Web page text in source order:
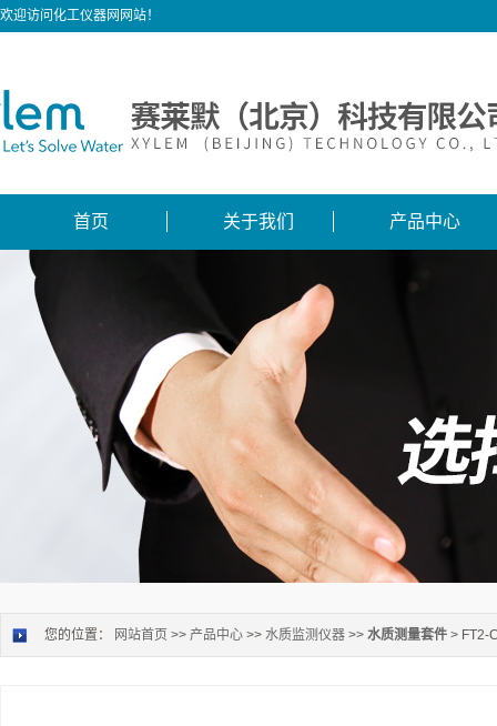
欢迎访问化工仪器网网站！
首页 关于我们 产品中心
您的位置： 网站首页 >> 产品中心 >> 水质监测仪器 >> 水质测量套件 > FT2-